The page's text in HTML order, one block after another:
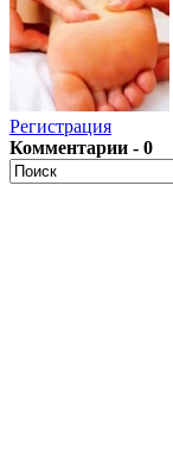
Регистрация
Комментарии - 0